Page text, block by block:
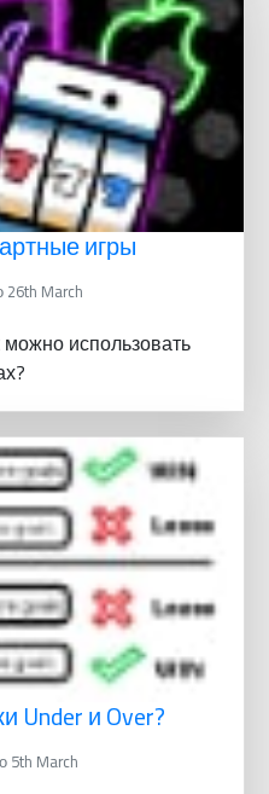
игры
March
использовать
Under и Over?
5th March